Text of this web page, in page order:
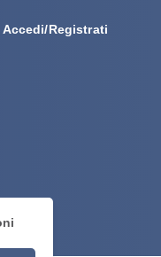
Accedi/Registrati